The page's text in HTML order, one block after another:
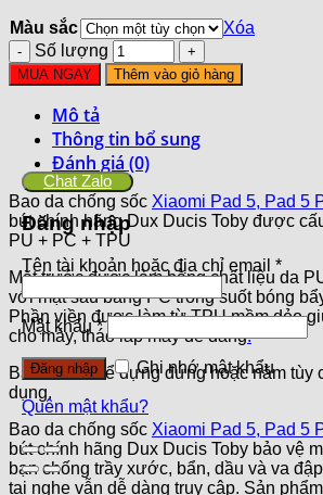
Màu sắc
Xóa
Số lượng
MUA NGAY Thêm vào giỏ hàng
Mô tả
Thông tin bổ sung
Đánh giá (0)
Bao da chống sốc Xiaomi Pad 5, Pad 5
bút chính hãng Dux Ducis Toby được
PU + PC + TPU
Mặt trước được làm bằng chất liệu da
với mặt sau bằng PC trong suốt bóng
Phần viền được làm từ TPU mềm dẻo
cho máy, tháo lắp máy dễ dàng.
Bao da có thể dựng đứng hoặc nằm tùy
dụng.
Bao da chống sốc Xiaomi Pad 5, Pad 5
bút chính hãng Dux Ducis Toby bảo vệ
bạn chống trầy xước, bẩn, dầu và va
tai nghe vẫn dễ dàng truy cập. Sản
Chat Zalo
Đăng nhập
Tên tài khoản hoặc địa chỉ email *
Mật khẩu*
Đăng nhập Ghi nhớ mật khẩu
Quên mật khẩu?